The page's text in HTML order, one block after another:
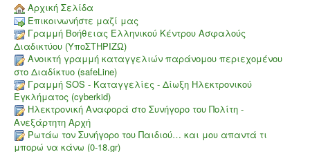
Αρχική Σελίδα
Επικοινωνήστε μαζί μας
Γραμμή Βοήθειας Ελληνικού Κέντρου Ασφαλούς
Διαδικτύου (ΥποΣΤΗΡΙΖΩ)
Aνοικτή γραμμή καταγγελιών παράνομου περιεχομένου
στο Διαδίκτυο (safeLine)
Γραμμή SOS - Καταγγελίες - Δίωξη Ηλεκτρονικού
Εγκλήματος (cyberkid)
Ηλεκτρονική Αναφορά στο Συνήγορο του Πολίτη -
Ανεξάρτητη Αρχή
Ρωτάω τον Συνήγορο του Παιδιού… και μου απαντά τι
μπορώ να κάνω (0-18.gr)